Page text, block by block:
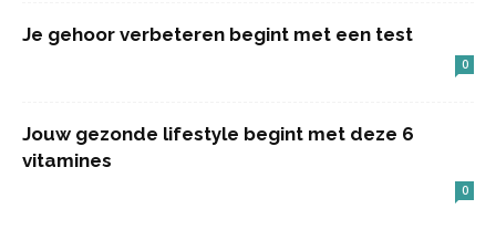
Je gehoor verbeteren begint met een test
0
Jouw gezonde lifestyle begint met deze 6
vitamines
0